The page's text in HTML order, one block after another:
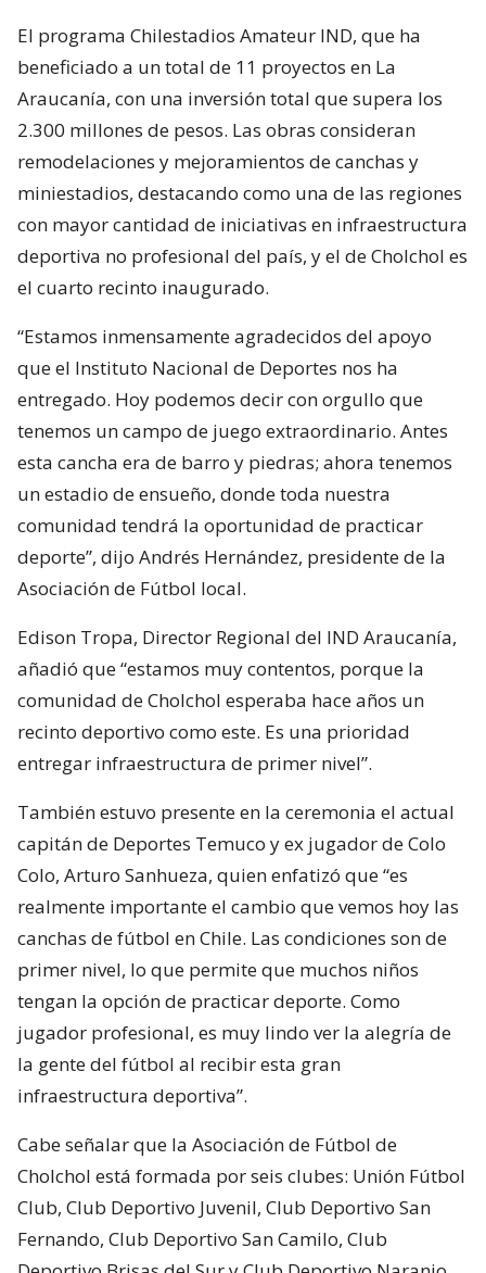
El programa Chilestadios Amateur IND, que ha
beneficiado a un total de 11 proyectos en La
Araucanía, con una inversión total que supera los
2.300 millones de pesos. Las obras consideran
remodelaciones y mejoramientos de canchas y
miniestadios, destacando como una de las regiones
con mayor cantidad de iniciativas en infraestructura
deportiva no profesional del país, y el de Cholchol es
el cuarto recinto inaugurado.
“Estamos inmensamente agradecidos del apoyo
que el Instituto Nacional de Deportes nos ha
entregado. Hoy podemos decir con orgullo que
tenemos un campo de juego extraordinario. Antes
esta cancha era de barro y piedras; ahora tenemos
un estadio de ensueño, donde toda nuestra
comunidad tendrá la oportunidad de practicar
deporte”, dijo Andrés Hernández, presidente de la
Asociación de Fútbol local.
Edison Tropa, Director Regional del IND Araucanía,
añadió que “estamos muy contentos, porque la
comunidad de Cholchol esperaba hace años un
recinto deportivo como este. Es una prioridad
entregar infraestructura de primer nivel”.
También estuvo presente en la ceremonia el actual
capitán de Deportes Temuco y ex jugador de Colo
Colo, Arturo Sanhueza, quien enfatizó que “es
realmente importante el cambio que vemos hoy las
canchas de fútbol en Chile. Las condiciones son de
primer nivel, lo que permite que muchos niños
tengan la opción de practicar deporte. Como
jugador profesional, es muy lindo ver la alegría de
la gente del fútbol al recibir esta gran
infraestructura deportiva”.
Cabe señalar que la Asociación de Fútbol de
Cholchol está formada por seis clubes: Unión Fútbol
Club, Club Deportivo Juvenil, Club Deportivo San
Fernando, Club Deportivo San Camilo, Club